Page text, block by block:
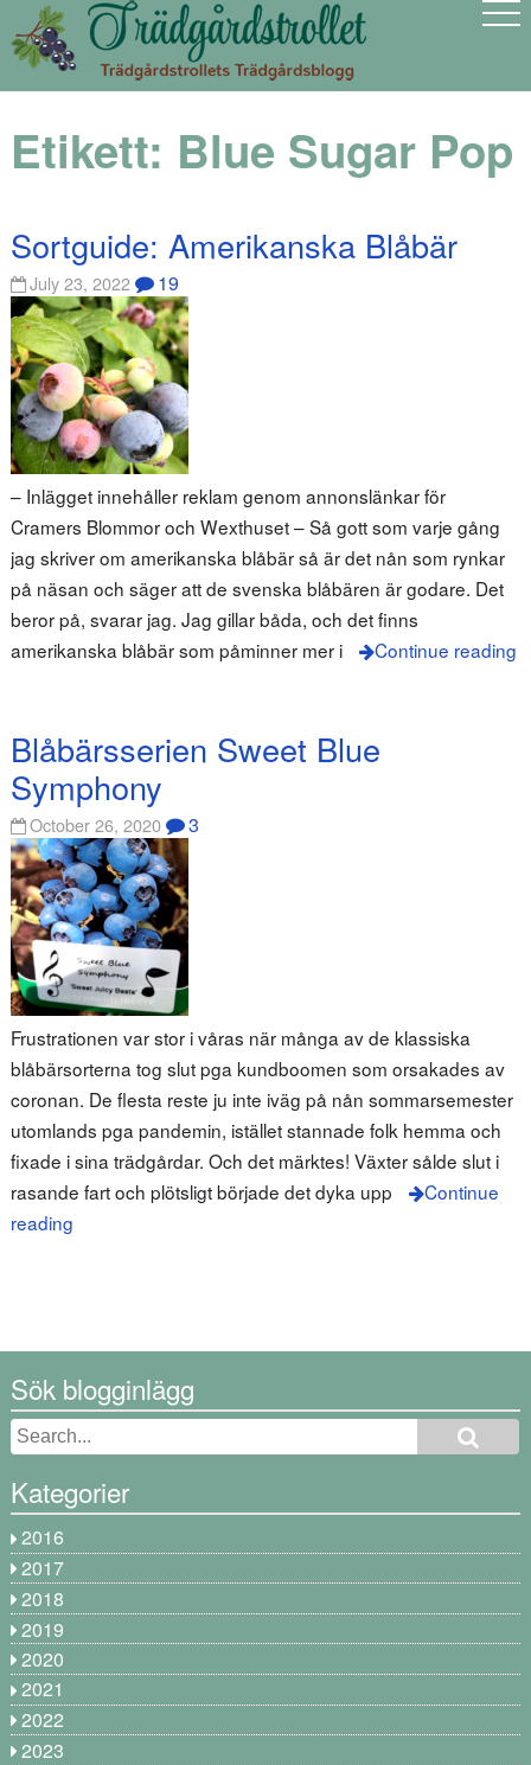
Etikett: Blue Sugar Pop
Sortguide: Amerikanska Blåbär
July 23, 2022 19
– Inlägget innehåller reklam genom annonslänkar för
Cramers Blommor och Wexthuset – Så gott som varje gång
jag skriver om amerikanska blåbär så är det nån som rynkar
på näsan och säger att de svenska blåbären är godare. Det
beror på, svarar jag. Jag gillar båda, och det finns
amerikanska blåbär som påminner mer i
Continue reading
Blåbärsserien Sweet Blue
Symphony
October 26, 2020 3
Frustrationen var stor i våras när många av de klassiska
blåbärsorterna tog slut pga kundboomen som orsakades av
coronan. De flesta reste ju inte iväg på nån sommarsemester
utomlands pga pandemin, istället stannade folk hemma och
fixade i sina trädgårdar. Och det märktes! Växter sålde slut i
rasande fart och plötsligt började det dyka upp
Continue
reading
Sök blogginlägg
Kategorier
2016
2017
2018
2019
2020
2021
2022
2023